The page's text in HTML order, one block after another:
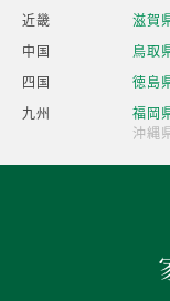
近畿
滋賀
中国
鳥取
四国
徳島
九州
福岡
沖縄